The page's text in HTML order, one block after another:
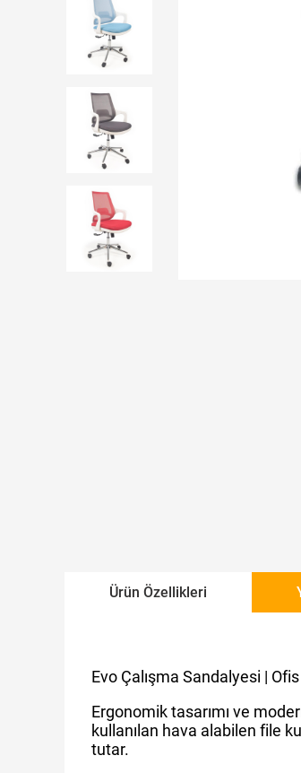
Ürün Özellikleri
Evo Çalışma Sandalyesi |
Ergonomik tasarımı ve
kullanılan hava alabilen file
tutar.